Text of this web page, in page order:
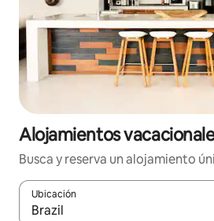
Alojamientos
Busca y reserva un alojamiento
Ubicación
Cuando los resultados estén